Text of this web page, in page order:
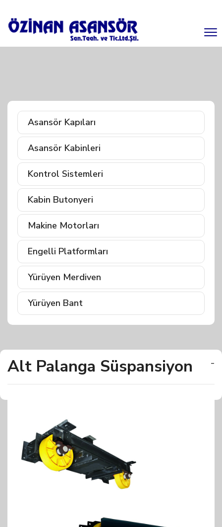
Asansör Kapıları
Asansör Kabinleri
Kontrol Sistemleri
Kabin Butonyeri
Makine Motorları
Engelli Platformları
Yürüyen Merdiven
Yürüyen Bant
Alt Palanga Süspansiyon -